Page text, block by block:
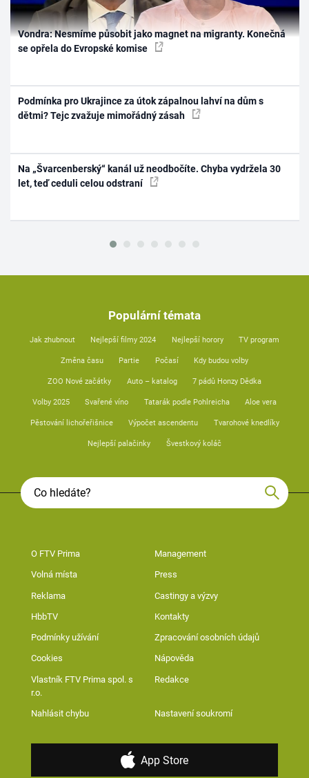
Vondra: Nesmíme působit jako magnet na migranty. Konečná
se opřela do Evropské komise
Podmínka pro Ukrajince za útok zápalnou lahví na dům s
dětmi? Tejc zvažuje mimořádný zásah
Na „Švarcenberský“ kanál už neodbočíte. Chyba vydržela 30
let, teď ceduli celou odstraní
Populární témata
Jak zhubnout Nejlepší filmy 2024 Nejlepší horory TV program
Změna času Partie Počasí Kdy budou volby
ZOO Nové začátky Auto – katalog 7 pádů Honzy Dědka
Volby 2025 Svařené víno Tatarák podle Pohlreicha Aloe vera
Pěstování lichořeřišnice Výpočet ascendentu Tvarohové knedlíky
Nejlepší palačinky Švestkový koláč
O FTV Prima Management
Volná místa Press
Reklama Castingy a výzvy
HbbTV Kontakty
Podmínky užívání Zpracování osobních údajů
Cookies Nápověda
Vlastník FTV Prima spol. s
r.o.
Redakce
Nahlásit chybu Nastavení soukromí
App Store